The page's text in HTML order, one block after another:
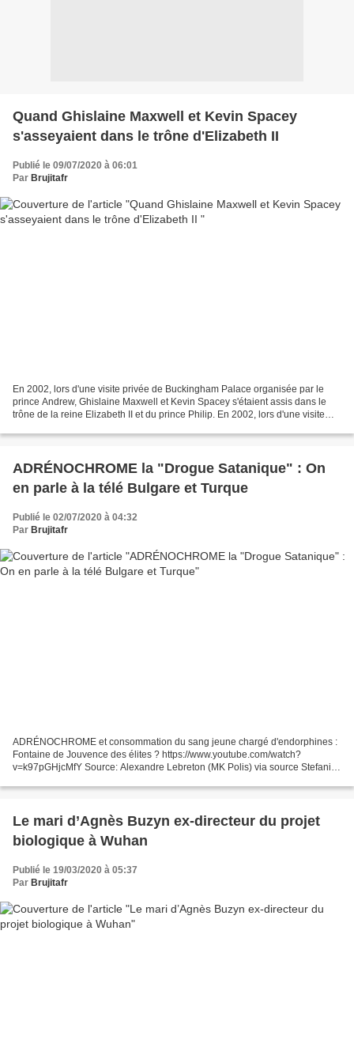
Quand Ghislaine Maxwell et Kevin Spacey
s'asseyaient dans le trône d'Elizabeth II
Publié le 09/07/2020 à 06:01
Par Brujitafr
En 2002, lors d'une visite privée de Buckingham Palace organisée par le
prince Andrew, Ghislaine Maxwell et Kevin Spacey s'étaient assis dans le
trône de la reine Elizabeth II et du prince Philip. En 2002, lors d'une visite
ADRÉNOCHROME la "Drogue Satanique" : On
en parle à la télé Bulgare et Turque
Publié le 02/07/2020 à 04:32
Par Brujitafr
ADRÉNOCHROME et consommation du sang jeune chargé d'endorphines :
Fontaine de Jouvence des élites ? https://www.youtube.com/watch?
v=k97pGHjcMfY Source: Alexandre Lebreton (MK Polis) via source Stefani
Le mari d’Agnès Buzyn ex-directeur du projet
biologique à Wuhan
Publié le 19/03/2020 à 05:37
Par Brujitafr